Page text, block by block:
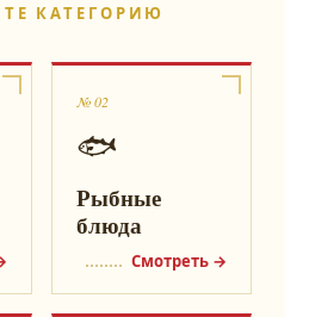
КАТЕГОРИЮ
№ 02
🐟
Рыбные
блюда
Смотреть →